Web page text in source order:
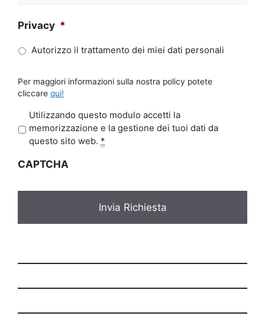
Privacy *
Autorizzo il trattamento dei miei dati personali
Per maggiori informazioni sulla nostra policy potete
cliccare qui!
r
a
y
Utilizzando questo modulo accetti la
memorizzazione e la gestione dei tuoi dati da
questo sito web. *
CAPTCHA